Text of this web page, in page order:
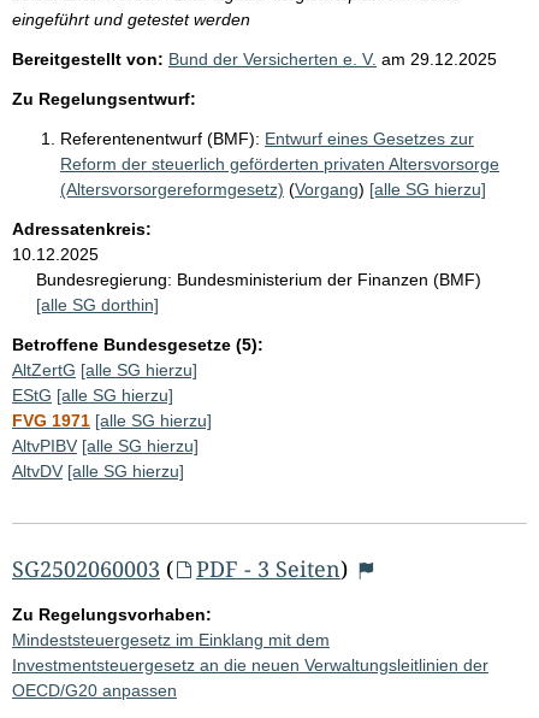
eingeführt und getestet werden
Bereitgestellt von: Bund der Versicherten e. V. am 29.12.2025
Zu Regelungsentwurf:
Referentenentwurf (BMF): Entwurf eines Gesetzes zur
Reform der steuerlich geförderten privaten Altersvorsorge
(Altersvorsorgereformgesetz) (Vorgang) [alle SG hierzu]
Adressatenkreis:
10.12.2025
Bundesregierung: Bundesministerium der Finanzen (BMF)
[alle SG dorthin]
Betroffene Bundesgesetze (5):
AltZertG [alle SG hierzu]
EStG [alle SG hierzu]
FVG 1971 [alle SG hierzu]
AltvPIBV [alle SG hierzu]
AltvDV [alle SG hierzu]
SG2502060003 ( PDF - 3 Seiten)
Zu Regelungsvorhaben:
Mindeststeuergesetz im Einklang mit dem
Investmentsteuergesetz an die neuen Verwaltungsleitlinien der
OECD/G20 anpassen